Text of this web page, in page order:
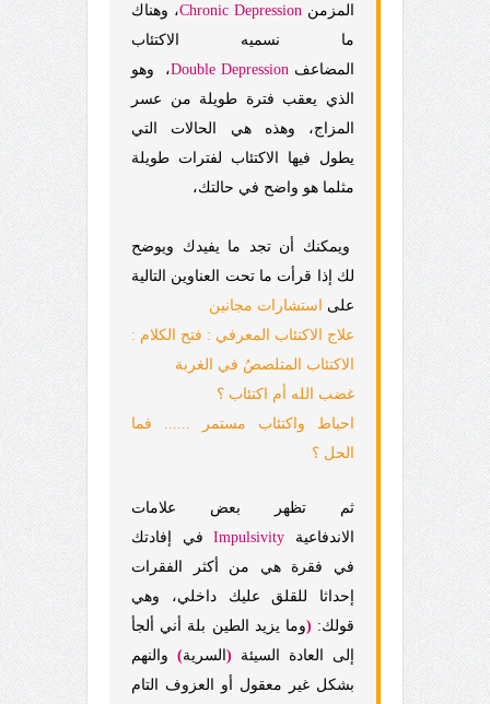
المزمن
Chronic Depression
، وهناك
ما نسميه الاكتئاب
المضاعف
Double Depression ،
وهو
الذي يعقب فترة طويلة من عسر
المزاج، وهذه هي الحالات التي
يطول فيها الاكتئاب لفترات طويلة
مثلما هو واضح في حالتك،
ويمكنك أن تجد ما يفيدك ويوضح
لك إذا قرأت ما تحت العناوين التالية
على
استشارات مجانين
علاج الاكتئاب المعرفي : فتح الكلام :
الاكتئاب المتلصصُ في الغربة
غضب الله أم اكتئاب ؟
احباط واكتئاب مستمر ...... فما
الحل ؟
ثم تظهر بعض علامات
الاندفاعية
Impulsivity
في إفادتك
في فقرة هي من أكثر الفقرات
إحداثا للقلق عليك داخلي، وهي
قولك: (وما يزيد الطين بلة أني ألجأ
إلى العادة السيئة
( السرية) والنهم
بشكل غير معقول أو العزوف التام